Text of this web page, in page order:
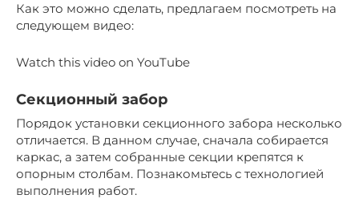
Как это можно сделать, предлагаем посмотреть на
следующем видео:
Watch this video on YouTube
Секционный забор
Порядок установки секционного забора несколько
отличается. В данном случае, сначала собирается
каркас, а затем собранные секции крепятся к
опорным столбам. Познакомьтесь с технологией
выполнения работ.